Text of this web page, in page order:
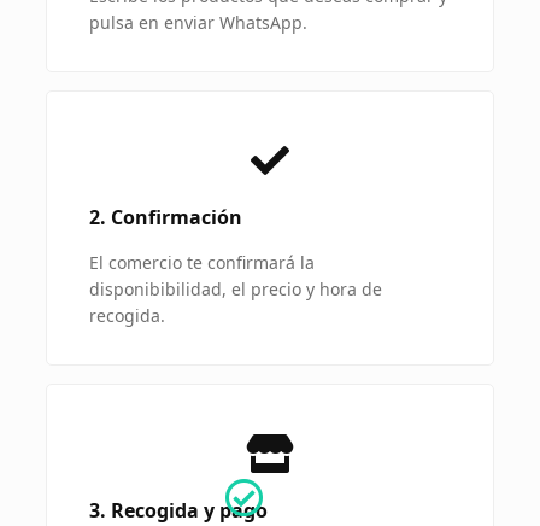
pulsa en enviar WhatsApp.
2. Confirmación
El comercio te confirmará la
disponibibilidad, el precio y hora de
recogida.
3. Recogida y pago